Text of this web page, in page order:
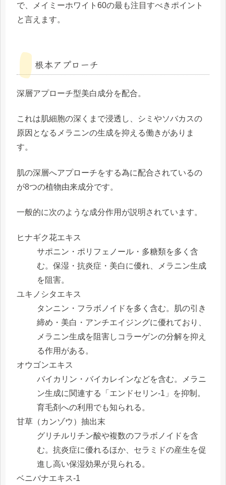
で、メイミーホワイト60の最も注目すべきポイント
と言えます。
根本アプローチ
深層アプローチ型美白成分を配合。
これは 肌細胞の深くまで浸透し、シミやソバカスの
原因となるメラニンの生成を抑える働きがありま
す。
肌の深層へアプローチをする為に配合されているの
が8つの植物由来成分です。
一般的に次のような成分作用が説明されています。
ヒナギク花エキス
サポニン・ポリフェノール・多糖類を多く含
む。保湿・抗炎症・美白に優れ、メラニン生成
を阻害。
ユキノシタエキス
タンニン・フラボノイドを多く含む。肌の引き
締め・美白・アンチエイジングに優れており、
メラニン生成を阻害しコラーゲンの分解を抑え
る作用がある。
オウゴンエキス
バイカリン・バイカレインなどを含む。メラニ
ン生成に関連する「エンドセリン-1」を抑制。
育毛剤への利用でも知られる。
甘草（カンゾウ）抽出末
グリチルリチン酸や複数のフラボノイドを含
む。抗炎症に優れるほか、セラミドの産生を促
進し高い保湿効果が見られる。
ベニバナエキス-1